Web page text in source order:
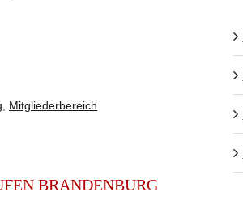
Mitgliederbereich
BRANDENBURG